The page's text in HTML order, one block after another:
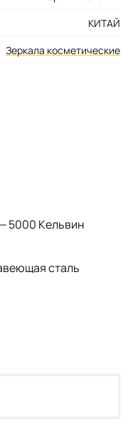
КИТАЙ
Зеркала косметические
5000 Кельвин
сталь